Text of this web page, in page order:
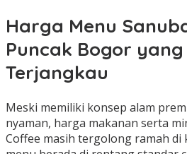
Harga Menu
Puncak Bogor yang
Terjangkau
Meski memiliki konsep alam
nyaman, harga makanan serta
Coffee masih tergolong ramah di